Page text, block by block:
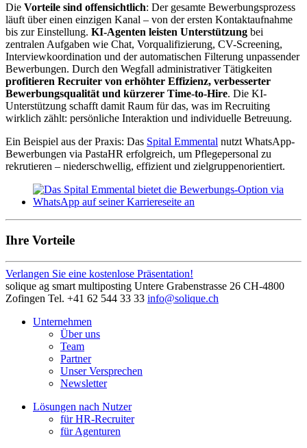
Die Vorteile sind offensichtlich: Der gesamte Bewerbungsprozess
läuft über einen einzigen Kanal – von der ersten Kontaktaufnahme
bis zur Einstellung. KI-Agenten leisten Unterstützung bei
zentralen Aufgaben wie Chat, Vorqualifizierung, CV-Screening,
Interviewkoordination und der automatischen Filterung unpassender
Bewerbungen. Durch den Wegfall administrativer Tätigkeiten
profitieren Recruiter von erhöhter Effizienz, verbesserter
Bewerbungsqualität und kürzerer Time-to-Hire. Die KI-
Unterstützung schafft damit Raum für das, was im Recruiting
wirklich zählt: persönliche Interaktion und individuelle Betreuung.
Ein Beispiel aus der Praxis: Das Spital Emmental nutzt WhatsApp-
Bewerbungen via PastaHR erfolgreich, um Pflegepersonal zu
rekrutieren – niederschwellig, effizient und zielgruppenorientiert.
Ihre Vorteile
Verlangen Sie eine kostenlose Präsentation!
solique ag smart multiposting Untere Grabenstrasse 26 CH-4800
Zofingen Tel. +41 62 544 33 33 info@solique.ch
Unternehmen
Über uns
Team
Partner
Unser Versprechen
Newsletter
Lösungen nach Nutzer
für HR-Recruiter
für Agenturen